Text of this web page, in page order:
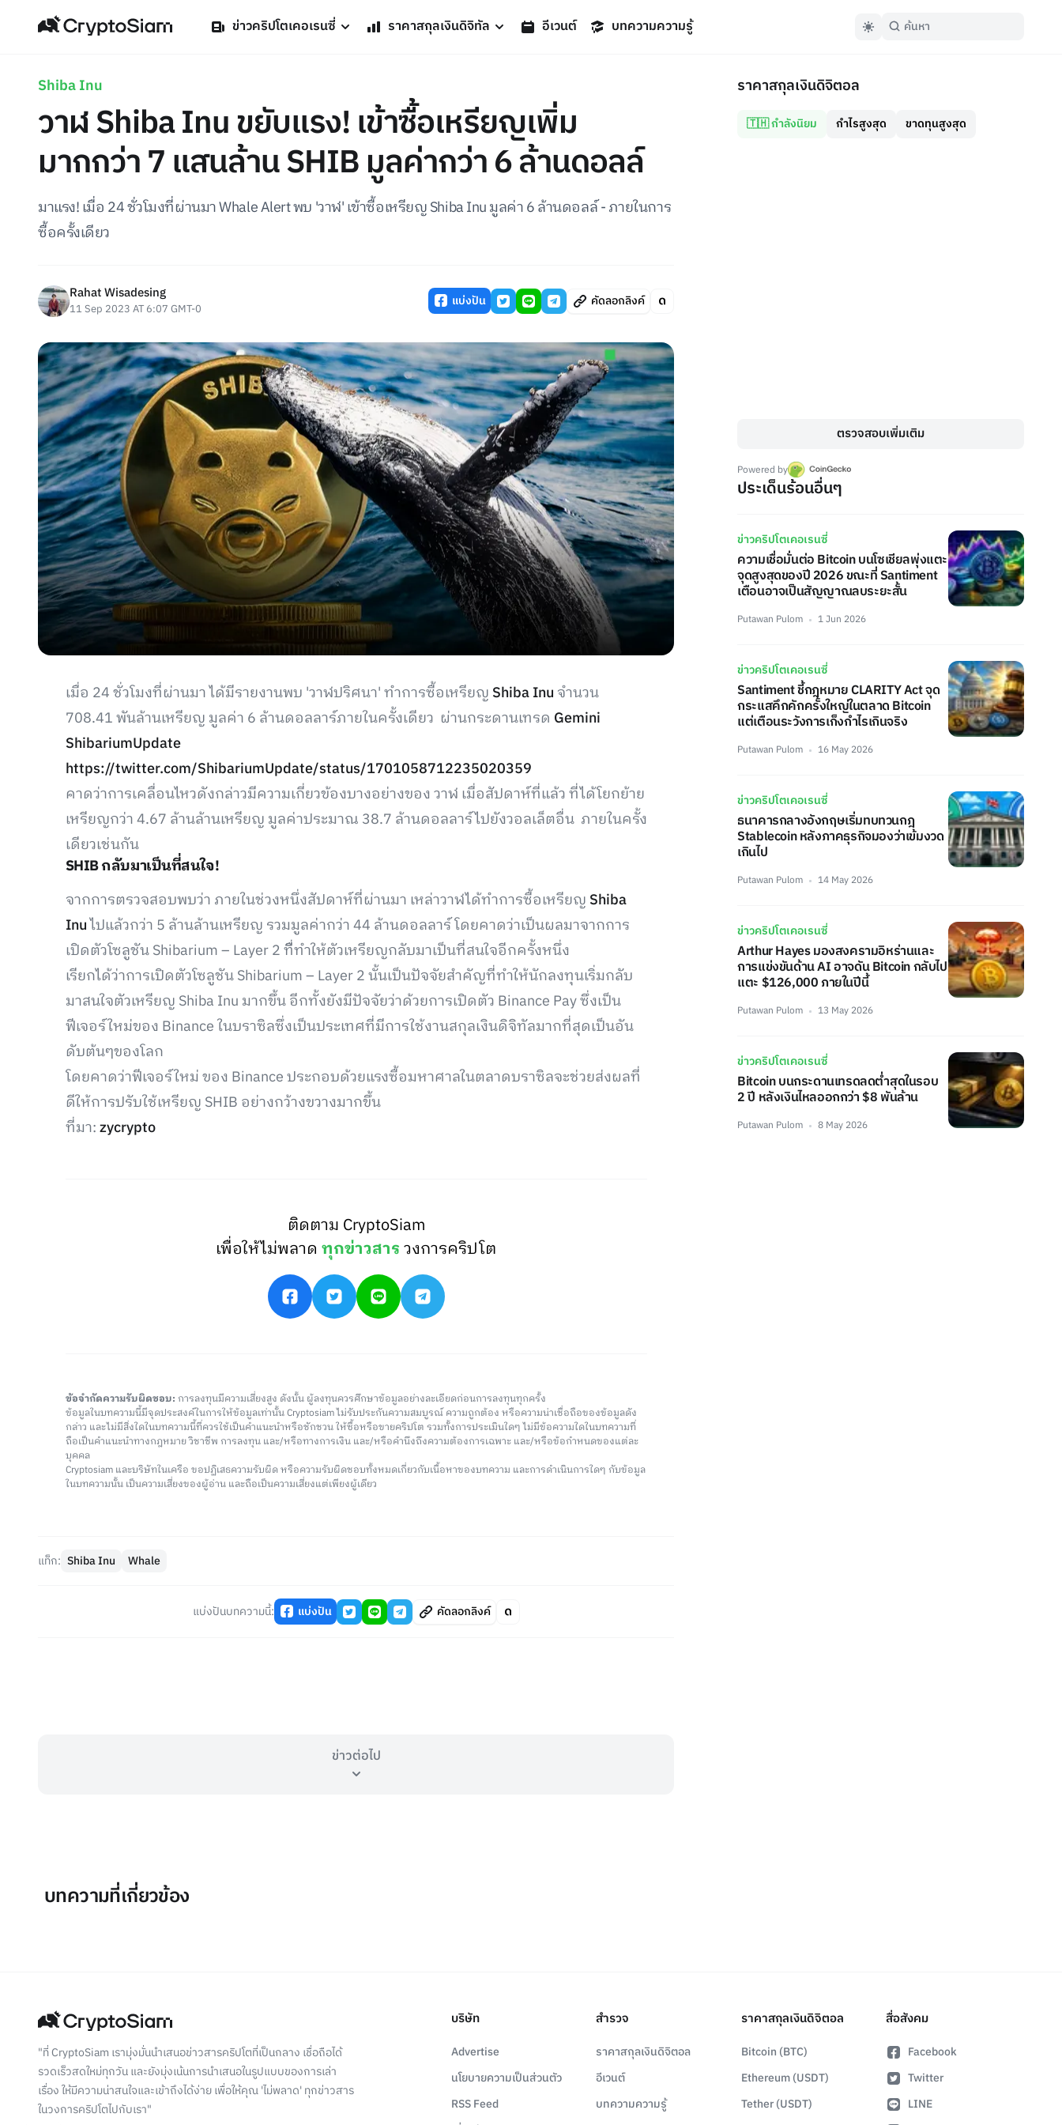
ข่าวคริปโตเคอเรนซี่ ราคาสกุลเงินดิจิทัล อีเวนต์ บทความความรู้
Shiba Inu
วาฬ Shiba Inu ขยับแรง! เข้าซื้อเหรียญเพิ่ม
มากกว่า 7 แสนล้าน SHIB มูลค่ากว่า 6 ล้านดอลล์
มาแรง! เมื่อ 24 ชั่วโมงที่ผ่านมา Whale Alert พบ 'วาฬ' เข้าซื้อเหรียญ Shiba Inu มูลค่า 6 ล้านดอลล์ - ภายในการ
ซื้อครั้งเดียว
Rahat Wisadesing
11 Sep 2023 AT 6:07 GMT-0 แบ่งปัน คัดลอกลิงค์
เมื่อ 24 ชั่วโมงที่ผ่านมา ได้มีรายงานพบ 'วาฬปริศนา' ทำการซื้อเหรียญ Shiba Inu จำนวน
708.41 พันล้านเหรียญ มูลค่า 6 ล้านดอลลาร์ภายในครั้งเดียว ผ่านกระดานเทรด Gemini
ShibariumUpdate
https://twitter.com/ShibariumUpdate/status/1701058712235020359
คาดว่าการเคลื่อนไหวดังกล่าวมีความเกี่ยวข้องบางอย่างของ วาฬ เมื่อสัปดาห์ที่แล้ว ที่ได้โยกย้าย
เหรียญกว่า 4.67 ล้านล้านเหรียญ มูลค่าประมาณ 38.7 ล้านดอลลาร์ไปยังวอลเล็ตอื่น ภายในครั้ง
เดียวเช่นกัน
SHIB กลับมาเป็นที่สนใจ!
จากการตรวจสอบพบว่า ภายในช่วงหนึ่งสัปดาห์ที่ผ่านมา เหล่าวาฬได้ทำการซื้อเหรียญ Shiba
Inuไปแล้วกว่า 5 ล้านล้านเหรียญ รวมมูลค่ากว่า 44 ล้านดอลลาร์ โดยคาดว่าเป็นผลมาจากการ
เปิดตัวโซลูชัน Shibarium – Layer 2 ที่ืทำให้ตัวเหรียญกลับมาเป็นที่สนใจอีกครั้งหนึ่ง
เรียกได้ว่าการเปิดตัวโซลูชัน Shibarium – Layer 2 นั้นเป็นปัจจัยสำคัญที่ทำให้นักลงทุนเริ่มกลับ
มาสนใจตัวเหรียญ Shiba Inu มากขึ้น อีกทั้งยังมีปัจจัยว่าด้วยการเปิดตัว Binance Pay ซึ่งเป็น
ฟีเจอร์ใหม่ของ Binance ในบราซิลซึ่งเป็นประเทศที่มีการใช้งานสกุลเงินดิจิทัลมากที่สุดเป็นอัน
ดับต้นๆของโลก
โดยคาดว่าฟีเจอร์ใหม่ ของ Binance ประกอบด้วยแรงซื้อมหาศาลในตลาดบราซิลจะช่วยส่งผลที่
ดีให้การปรับใช้เหรียญ SHIB อย่างกว้างขวางมากขึ้น
ที่มา:zycrypto
ติดตาม CryptoSiam
เพื่อให้ไม่พลาดทุกข่าวสารวงการคริปโต
ข้อจำกัดความรับผิดชอบ: การลงทุนมีความเสี่ยงสูง ดังนั้น ผู้ลงทุนควรศึกษาข้อมูลอย่างละเอียดก่อนการลงทุนทุกครั้ง
ข้อมูลในบทความนี้มีจุดประสงค์ในการให้ข้อมูลเท่านั้น Cryptosiam ไม่รับประกันความสมบูรณ์ ความถูกต้อง หรือความน่าเชื่อถือของข้อมูลดัง
กล่าว และไม่มีสิ่งใดในบทความนี้ที่ควรใช้เป็นคำแนะนำหรือชักชวน ให้ซื้อหรือขายคริปโต รวมทั้งการประเมินใดๆ ไม่มีข้อความใดในบทความที่
ถือเป็นคำแนะนำทางกฎหมาย วิชาชีพ การลงทุน และ/หรือทางการเงิน และ/หรือคำนึงถึงความต้องการเฉพาะ และ/หรือข้อกำหนดของแต่ละ
บุคคล
Cryptosiam และบริษัทในเครือ ขอปฏิเสธความรับผิด หรือความรับผิดชอบทั้งหมดเกี่ยวกับเนื้อหาของบทความ และการดำเนินการใดๆ กับข้อมูล
ในบทความนั้น เป็นความเสี่ยงของผู้อ่าน และถือเป็นความเสี่ยงแต่เพียงผู้เดียว
แท็ก: Shiba Inu Whale
แบ่งปันบทความนี้: แบ่งปัน คัดลอกลิงค์
ข่าวต่อไป
ราคาสกุลเงินดิจิตอล
🇹🇭 กำลังนิยม กำไรสูงสุด ขาดทุนสูงสุด
ตรวจสอบเพิ่มเติม
Powered by
ประเด็นร้อนอื่นๆ
ข่าวคริปโตเคอเรนซี่
ความเชื่อมั่นต่อ Bitcoin บนโซเชียลพุ่งแตะ
จุดสูงสุดของปี 2026 ขณะที่ Santiment
เตือนอาจเป็นสัญญาณลบระยะสั้น
Putawan Pulom 1 Jun 2026
ข่าวคริปโตเคอเรนซี่
Santiment ชี้กฎหมาย CLARITY Act จุด
กระแสคึกคักครั้งใหญ่ในตลาด Bitcoin
แต่เตือนระวังการเก็งกำไรเกินจริง
Putawan Pulom 16 May 2026
ข่าวคริปโตเคอเรนซี่
ธนาคารกลางอังกฤษเริ่มทบทวนกฎ
Stablecoin หลังภาคธุรกิจมองว่าเข้มงวด
เกินไป
Putawan Pulom 14 May 2026
ข่าวคริปโตเคอเรนซี่
Arthur Hayes มองสงครามอิหร่านและ
การแข่งขันด้าน AI อาจดัน Bitcoin กลับไป
แตะ $126,000 ภายในปีนี้
Putawan Pulom 13 May 2026
ข่าวคริปโตเคอเรนซี่
Bitcoin บนกระดานเทรดลดต่ำสุดในรอบ
2 ปี หลังเงินไหลออกกว่า $8 พันล้าน
Putawan Pulom 8 May 2026
บทความที่เกี่ยวข้อง
"ที่ CryptoSiam เรามุ่งมั่นนำเสนอข่าวสารคริปโตที่เป็นกลาง เชื่อถือได้
รวดเร็วสดใหม่ทุกวัน และยังมุ่งเน้นการนำเสนอในรูปแบบของการเล่า
เรื่อง ให้มีความน่าสนใจและเข้าถึงได้ง่าย เพื่อให้คุณ 'ไม่พลาด' ทุกข่าวสาร
ในวงการคริปโตไปกับเรา"
บริษัท
Advertise
นโยบายความเป็นส่วนตัว
RSS Feed
สำรวจ
ราคาสกุลเงินดิจิตอล
อีเวนต์
บทความความรู้
ราคาสกุลเงินดิจิตอล
Bitcoin (BTC)
Ethereum (USDT)
Tether (USDT)
สื่อสังคม
Facebook
Twitter
LINE